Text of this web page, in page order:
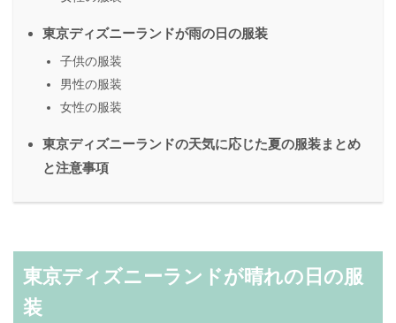
東京ディズニーランドが雨の日の服装
子供の服装
男性の服装
女性の服装
東京ディズニーランドの天気に応じた夏の服装まとめ
と注意事項
東京ディズニーランドが晴れの日の服
装